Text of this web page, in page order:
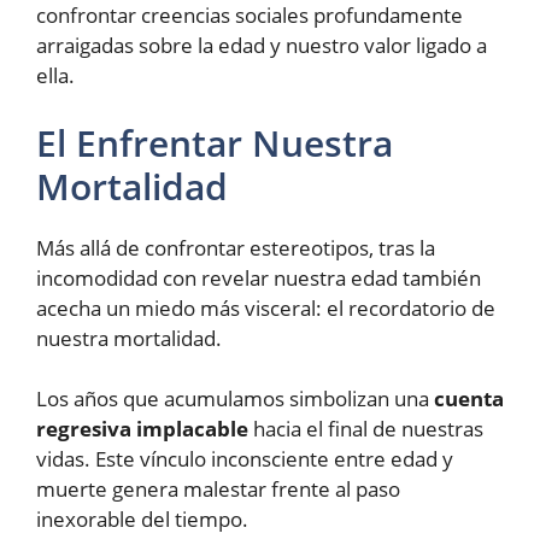
confrontar creencias sociales profundamente
arraigadas sobre la edad y nuestro valor ligado a
ella.
El Enfrentar Nuestra
Mortalidad
Más allá de confrontar estereotipos, tras la
incomodidad con revelar nuestra edad también
acecha un miedo más visceral: el recordatorio de
nuestra mortalidad.
Los años que acumulamos simbolizan una cuenta
regresiva implacable hacia el final de nuestras
vidas. Este vínculo inconsciente entre edad y
muerte genera malestar frente al paso
inexorable del tiempo.